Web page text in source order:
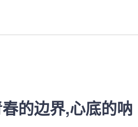
的边界,心底的呐